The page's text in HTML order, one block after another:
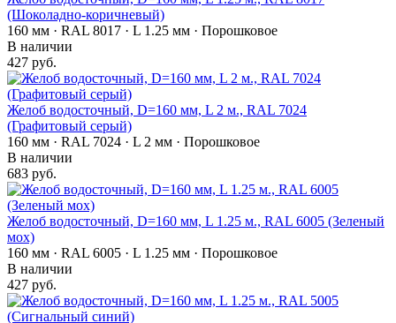
(Шоколадно-коричневый)
160 мм · RAL 8017 · L 1.25 мм · Порошковое
В наличии
427 руб.
Желоб водосточный, D=160 мм, L 2 м., RAL 7024
(Графитовый серый)
160 мм · RAL 7024 · L 2 мм · Порошковое
В наличии
683 руб.
Желоб водосточный, D=160 мм, L 1.25 м., RAL 6005 (Зеленый
мох)
160 мм · RAL 6005 · L 1.25 мм · Порошковое
В наличии
427 руб.